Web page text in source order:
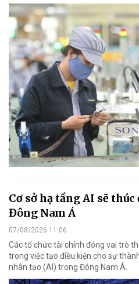
Cơ sở hạ tầng AI sẽ
Đông Nam Á
07/08/2026 11:06
Các tổ chức tài chính đóng vai trò
trong việc tạo điều kiện cho sự
nhân tạo (AI) trong Đông Nam Á.